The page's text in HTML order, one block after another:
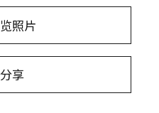
照片
分享